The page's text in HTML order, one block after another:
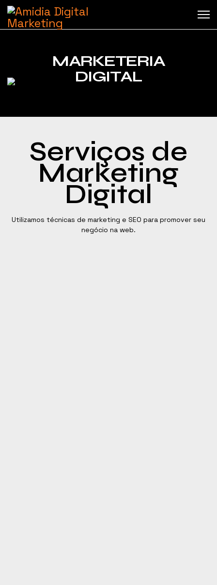
MARKETERIA
DIGITAL
Serviços de
Marketing
Digital
Utilizamos técnicas de marketing e SEO para promover seu
negócio na web.